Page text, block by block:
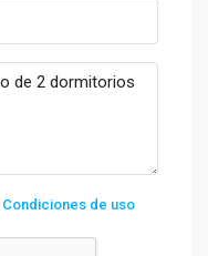
Condiciones de uso